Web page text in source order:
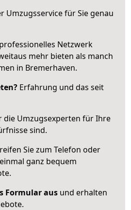
Umzugsservice für Sie genau
Netzwerk
mehr bieten als manch
in Bremerhaven.
Erfahrung und das seit
die Umzugsexperten für Ihre
sind.
Sie zum Telefon oder
ganz bequem
Formular aus und erhalten